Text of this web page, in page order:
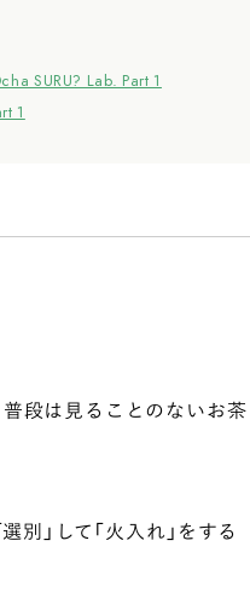
SURU? Lab. Part 1
1
普段は見ることのないお茶
別」して「火入れ」をする